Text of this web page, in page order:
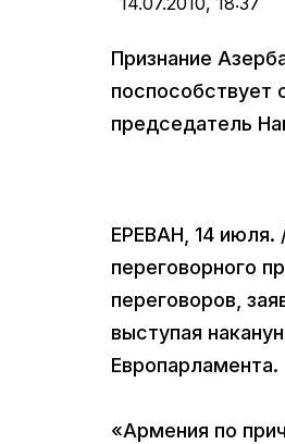
Признание
поспособствует
председатель
ЕРЕВАН, 14 июля.
переговорного
переговоров,
выступая
Европарламента.
«Армения по